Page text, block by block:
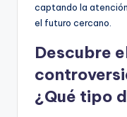
captando la
el futuro cercano.
Descubre
¿Qué tipo